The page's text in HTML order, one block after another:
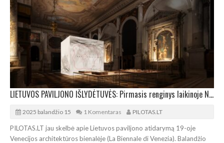
LIETUVOS PAVILJONO IŠLYDĖTUVĖS: Pirmasis renginys laikinoje NAI būstinėje
2025 balandžio 15 1 Komentaras PILOTAS.LT
PILOTAS.LT jau skelbė apie Lietuvos paviljono atidarymą 19-oje
Venecijos architektūros bienalėje (La Biennale di Venezia). Balandžio